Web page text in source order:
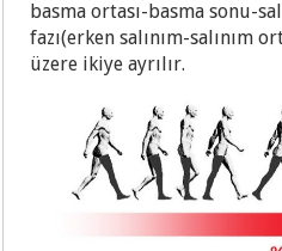
basma ortası-basma sonu-
fazı(erken salınım-salınım
üzere ikiye ayrılır.